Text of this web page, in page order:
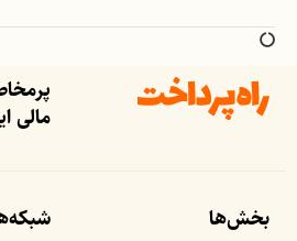
مالی
بخش‌ها